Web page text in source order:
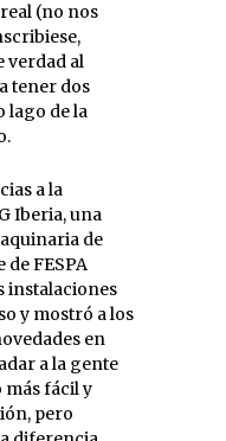
(no nos
verdad al
tener dos
lago de la
a la
Iberia, una
de
FESPA
instalaciones
y mostró a los
en
a la gente
más fácil y
pero